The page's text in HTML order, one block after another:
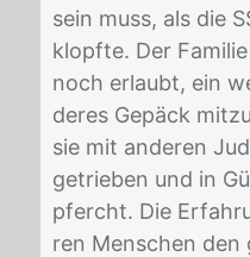
sein muss, als die
klopf­te. Der
noch er­laubt, ein
de­res Ge­päck
sie mit an­de­ren
ge­trie­ben und in
pfercht. Die
ren Men­schen den